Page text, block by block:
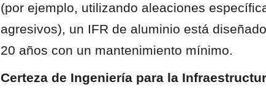
(por ejemplo, utilizando aleaciones
agresivos), un IFR de aluminio está
20 años con un mantenimiento mínimo.
Certeza de Ingeniería para la